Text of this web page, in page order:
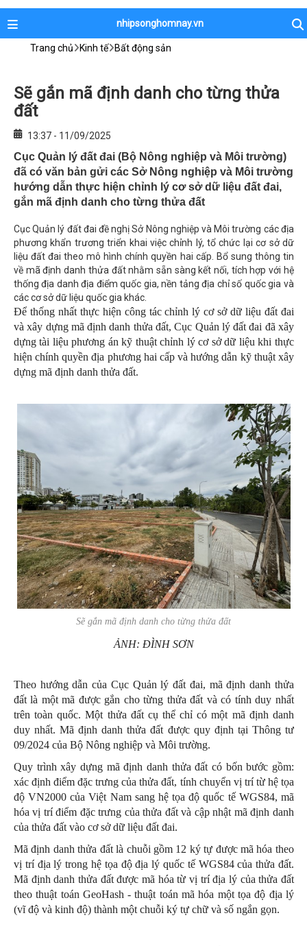
nhipsonghomnay.vn
Trang chủ Kinh tế Bất động sản
Sẽ gắn mã định danh cho từng thửa
đất
13:37 - 11/09/2025
Cục Quản lý đất đai (Bộ Nông nghiệp và Môi trường)
đã có văn bản gửi các Sở Nông nghiệp và Môi trường
hướng dẫn thực hiện chỉnh lý cơ sở dữ liệu đất đai,
gắn mã định danh cho từng thửa đất
Cục Quản lý đất đai đề nghị Sở Nông nghiệp và Môi trường các địa
phương khẩn trương triển khai việc chỉnh lý, tổ chức lại cơ sở dữ
liệu đất đai theo mô hình chính quyền hai cấp. Bổ sung thông tin
về mã định danh thửa đất nhằm sẵn sàng kết nối, tích hợp với hệ
thống địa danh địa điểm quốc gia, nền tảng địa chỉ số quốc gia và
các cơ sở dữ liệu quốc gia khác.
Để thống nhất thực hiện công tác chỉnh lý cơ sở dữ liệu đất đai
và xây dựng mã định danh thửa đất, Cục Quản lý đất đai đã xây
dựng tài liệu phương án kỹ thuật chỉnh lý cơ sở dữ liệu khi thực
hiện chính quyền địa phương hai cấp và hướng dẫn kỹ thuật xây
dựng mã định danh thửa đất.
Sẽ gắn mã định danh cho từng thửa đất
ẢNH: ĐÌNH SƠN
Theo hướng dẫn của Cục Quản lý đất đai, mã định danh thửa
đất là một mã được gắn cho từng thửa đất và có tính duy nhất
trên toàn quốc. Một thửa đất cụ thể chỉ có một mã định danh
duy nhất. Mã định danh thửa đất được quy định tại Thông tư
09/2024 của Bộ Nông nghiệp và Môi trường.
Quy trình xây dựng mã định danh thửa đất có bốn bước gồm:
xác định điểm đặc trưng của thửa đất, tính chuyển vị trí từ hệ tọa
độ VN2000 của Việt Nam sang hệ tọa độ quốc tế WGS84, mã
hóa vị trí điểm đặc trưng của thửa đất và cập nhật mã định danh
của thửa đất vào cơ sở dữ liệu đất đai.
Mã định danh thửa đất là chuỗi gồm 12 ký tự được mã hóa theo
vị trí địa lý trong hệ tọa độ địa lý quốc tế WGS84 của thửa đất.
Mã định danh thửa đất được mã hóa từ vị trí địa lý của thửa đất
theo thuật toán GeoHash - thuật toán mã hóa một tọa độ địa lý
(vĩ độ và kinh độ) thành một chuỗi ký tự chữ và số ngắn gọn.